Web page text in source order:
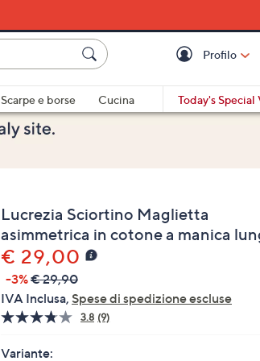
Profilo
Scarpe e borse
Cucina
Today's Special
Lucrezia Sciortino Maglietta
asimmetrica in cotone a manica
€ 29,00
-3%€ 29,90
IVA Inclusa, Spese di spedizione escluse
3.8 Leggi
(9)
Variante: